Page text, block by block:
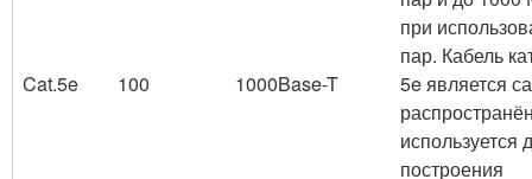
Cat.5e 100 1000Base-T
при
пар. Кабель
5e является
используется
построения